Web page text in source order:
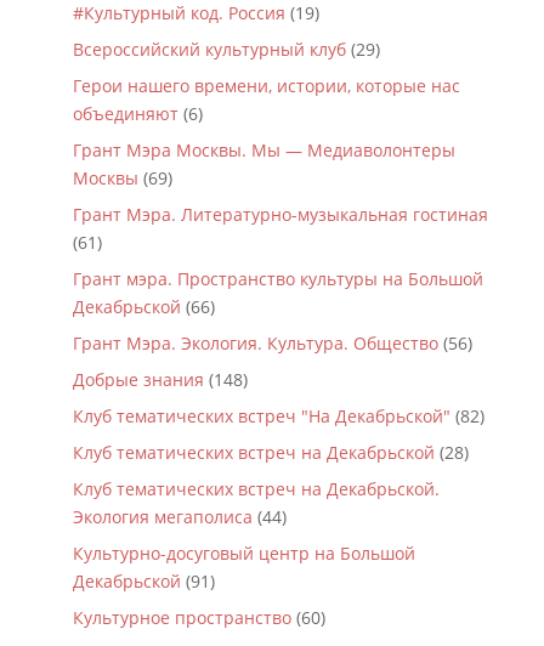
#Культурный код. Россия (19)
Всероссийский культурный клуб(29)
Герои нашего времени, истории, которые нас
объединяют(6)
Грант Мэра Москвы. Мы — Медиаволонтеры
Москвы (69)
Грант Мэра. Литературно-музыкальная гостиная
(61)
Грант мэра. Пространство культуры на Большой
Декабрьской (66)
Грант Мэра. Экология. Культура. Общество(56)
Добрые знания (148)
Клуб тематических встреч "На Декабрьской" (82)
Клуб тематических встреч на Декабрьской (28)
Клуб тематических встреч на Декабрьской.
Экология мегаполиса (44)
Культурно-досуговый центр на Большой
Декабрьской (91)
Культурное пространство(60)